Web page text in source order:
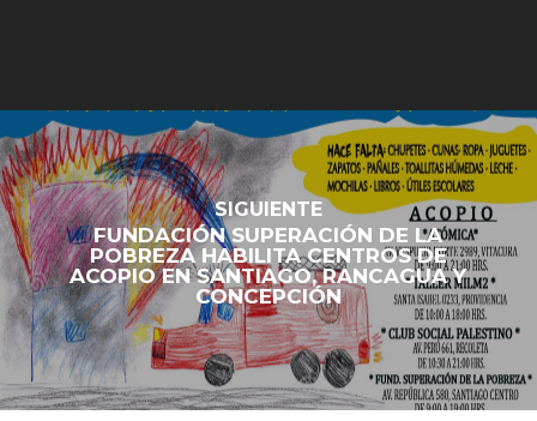
SIGUIENTE
FUNDACIÓN SUPERACIÓN DE LA
POBREZA HABILITA CENTROS DE
ACOPIO EN SANTIAGO, RANCAGUA Y
CONCEPCIÓN